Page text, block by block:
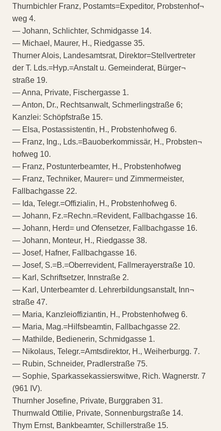
Thurnbichler Franz, Postamts=Expeditor, Probstenhof¬
weg 4.
— Johann, Schlichter, Schmidgasse 14.
— Michael, Maurer, H., Riedgasse 35.
Thurner Alois, Landesamtsrat, Direktor=Stellvertreter
der T. Lds.=Hyp.=Anstalt u. Gemeinderat, Bürger¬
straße 19.
— Anna, Private, Fischergasse 1.
— Anton, Dr., Rechtsanwalt, Schmerlingstraße 6;
Kanzlei: Schöpfstraße 15.
— Elsa, Postassistentin, H., Probstenhofweg 6.
— Franz, Ing., Lds.=Bauoberkommissär, H., Probsten¬
hofweg 10.
— Franz, Postunterbeamter, H., Probstenhofweg
— Franz, Techniker, Maurer= und Zimmermeister,
Fallbachgasse 22.
— Ida, Telegr.=Offizialin, H., Probstenhofweg 6.
— Johann, Fz.=Rechn.=Revident, Fallbachgasse 16.
— Johann, Herd= und Ofensetzer, Fallbachgasse 16.
— Johann, Monteur, H., Riedgasse 38.
— Josef, Hafner, Fallbachgasse 16.
— Josef, S.=B.=Oberrevident, Fallmerayerstraße 10.
— Karl, Schriftsetzer, Innstraße 2.
— Karl, Unterbeamter d. Lehrerbildungsanstalt, Inn¬
straße 47.
— Maria, Kanzleioffiziantin, H., Probstenhofweg 6.
— Maria, Mag.=Hilfsbeamtin, Fallbachgasse 22.
— Mathilde, Bedienerin, Schmidgasse 1.
— Nikolaus, Telegr.=Amtsdirektor, H., Weiherburgg. 7.
— Rubin, Schneider, Pradlerstraße 75.
— Sophie, Sparkassekassierswitwe, Rich. Wagnerstr. 7
(961 IV).
Thurnher Josefine, Private, Burggraben 31.
Thurnwald Ottilie, Private, Sonnenburgstraße 14.
Thym Ernst, Bankbeamter, Schillerstraße 15.